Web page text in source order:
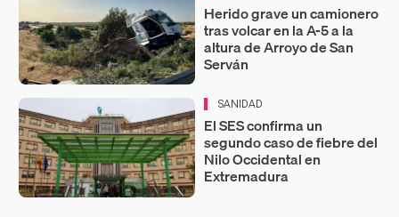
Herido grave un camionero
tras volcar en la A-5 a la
altura de Arroyo de San
Serván
SANIDAD
El SES confirma un
segundo caso de fiebre del
Nilo Occidental en
Extremadura